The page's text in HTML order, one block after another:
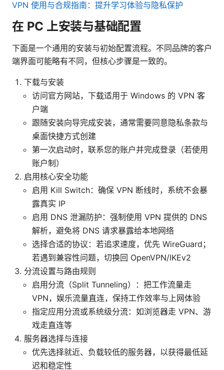
VPN 使用与合规指南：提升学习体验与隐私保护
在 PC 上安装与基础配置
下面是一个通用的安装与初始配置流程。不同品牌的客户
端界面可能略有不同，但核心步骤是一致的。
下载与安装
访问官方网站，下载适用于 Windows 的 VPN 客
户端
跟随安装向导完成安装，通常需要同意隐私条款与
桌面快捷方式创建
第一次启动时，联系您的账户并完成登录（若使用
账户制）
启用核心安全功能
启用 Kill Switch：确保 VPN 断线时，系统不会暴
露真实 IP
启用 DNS 泄漏防护：强制使用 VPN 提供的 DNS
解析，避免将 DNS 请求暴露给本地网络
选择合适的协议：若追求速度，优先 WireGuard；
若遇到兼容性问题，切换回 OpenVPN/IKEv2
分流设置与路由规则
启用分流（Split Tunneling）：把工作流量走
VPN，娱乐流量直连，保持工作效率与上网体验
指定应用分流或系统级分流：如浏览器走 VPN、游
戏走直连等
服务器选择与连接
优先选择就近、负载较低的服务器，以获得最低延
迟和稳定性